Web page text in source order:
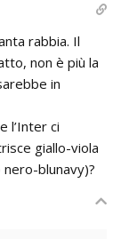
rabbia. Il
non è più la
in
l’Inter ci
giallo-viola
blunavy)?